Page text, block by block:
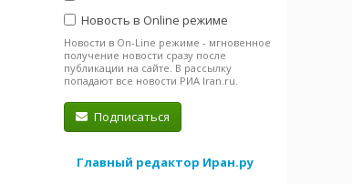
Новость в Online режиме
Новости в On-Line режиме - мгновенное
получение новости сразу после
публикации на сайте. В рассылку
попадают все новости РИА Iran.ru.
Подписаться
Главный редактор Иран.ру